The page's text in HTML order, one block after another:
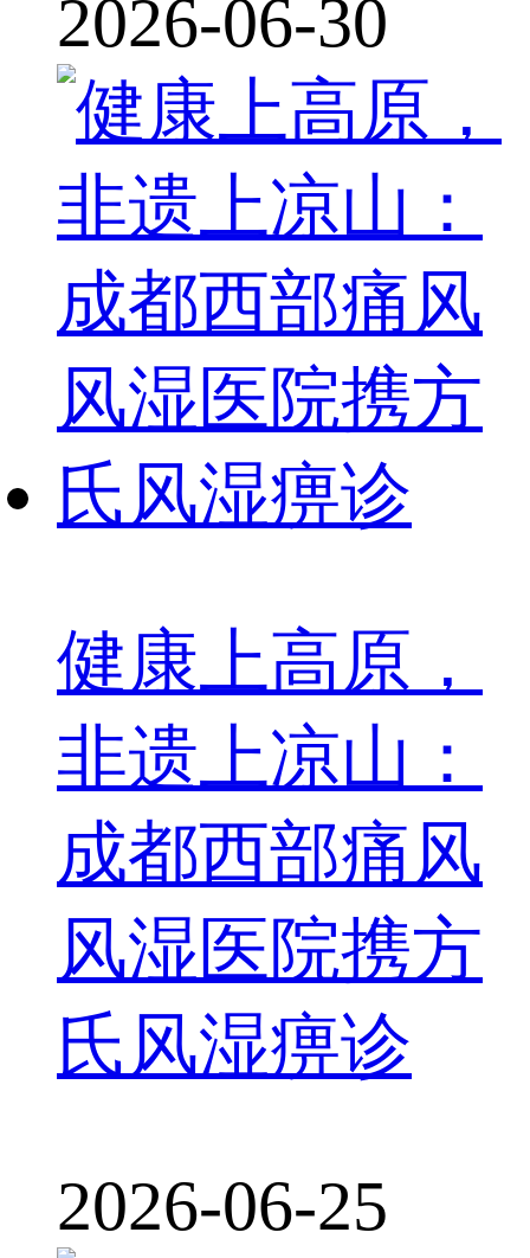
2026-06-30
健康上高原，
非遗上凉山：
成都西部痛风
风湿医院携方
氏风湿痹诊
2026-06-25